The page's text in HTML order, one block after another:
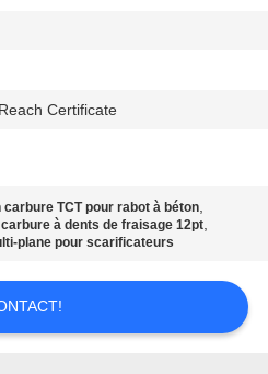
Certificate
carbure TCT pour rabot à béton,
à dents de fraisage 12pt,
plane pour scarificateurs